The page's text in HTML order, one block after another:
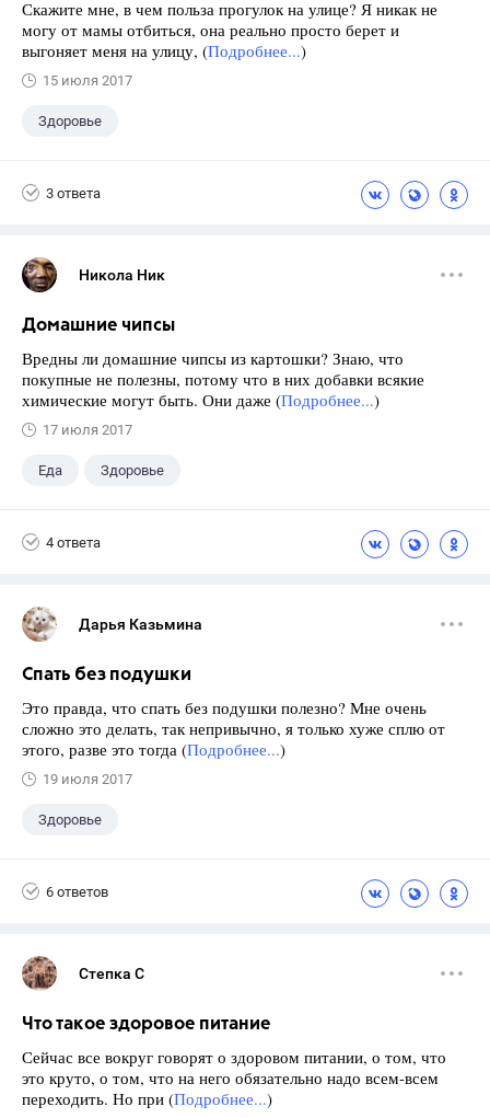
Скажите мне, в чем польза прогулок на улице? Я никак не
могу от мамы отбиться, она реально просто берет и
выгоняет меня на улицу, (Подробнее...)
15 июля 2017
Здоровье
3 ответа
Никола Ник
Домашние чипсы
Вредны ли домашние чипсы из картошки? Знаю, что
покупные не полезны, потому что в них добавки всякие
химические могут быть. Они даже (Подробнее...)
17 июля 2017
Еда Здоровье
4 ответа
Дарья Казьмина
Спать без подушки
Это правда, что спать без подушки полезно? Мне очень
сложно это делать, так непривычно, я только хуже сплю от
этого, разве это тогда (Подробнее...)
19 июля 2017
Здоровье
6 ответов
Степка С
Что такое здоровое питание
Сейчас все вокруг говорят о здоровом питании, о том, что
это круто, о том, что на него обязательно надо всем-всем
переходить. Но при (Подробнее...)